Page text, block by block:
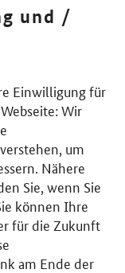
und /
Einwilligung für
Wir
um
Nähere
Sie, wenn Sie
können Ihre
für die Zukunft
am Ende der